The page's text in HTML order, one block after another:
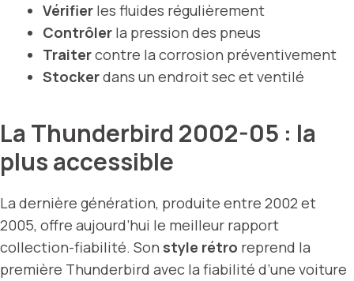
Vérifier les fluides régulièrement
Contrôler la pression des pneus
Traitercontre la corrosion préventivement
Stockerdans un endroit sec et ventilé
La Thunderbird 2002-05 : la
plus accessible
La dernière génération, produite entre 2002 et
2005, offre aujourd’hui le meilleur rapport
collection-fiabilité. Son style rétro reprend la
première Thunderbird avec la fiabilité d’une voiture